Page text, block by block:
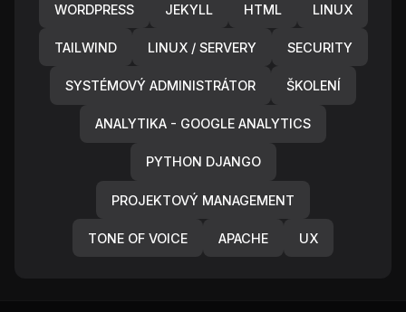
WORDPRESS JEKYLL HTML LINUX
TAILWIND LINUX / SERVERY SECURITY
SYSTÉMOVÝ ADMINISTRÁTOR ŠKOLENÍ
ANALYTIKA - GOOGLE ANALYTICS
PYTHON DJANGO
PROJEKTOVÝ MANAGEMENT
TONE OF VOICE APACHE UX